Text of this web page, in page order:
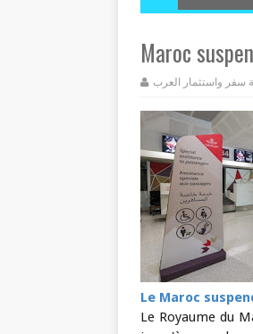
Maroc
Le Maroc
Le Royaume du